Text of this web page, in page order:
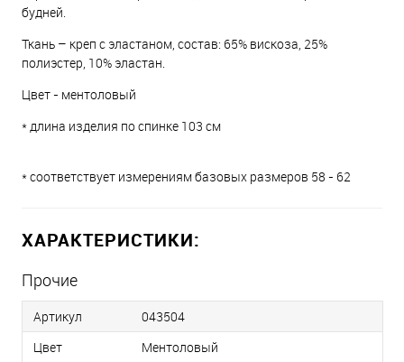
будней.
Ткань – креп с эластаном, состав: 65% вискоза, 25%
полиэстер, 10% эластан.
Цвет - ментоловый
* длина изделия по спинке 103 см
* соответствует измерениям базовых размеров 58 - 62
ХАРАКТЕРИСТИКИ:
Прочие
Артикул
043504
Цвет
Ментоловый